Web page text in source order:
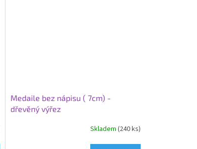
Medaile bez nápisu ( 7cm) -
dřevěný výřez
Skladem (240 ks)